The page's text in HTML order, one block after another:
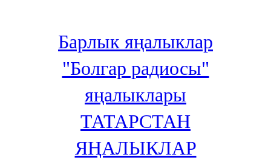
100,3 FM
106,6 FM
Кадыбаш
105,2 FM
Барлык яңалыклар
"Болгар радиосы"
яңалыклары
ТАТАРСТАН
ЯҢАЛЫКЛАР